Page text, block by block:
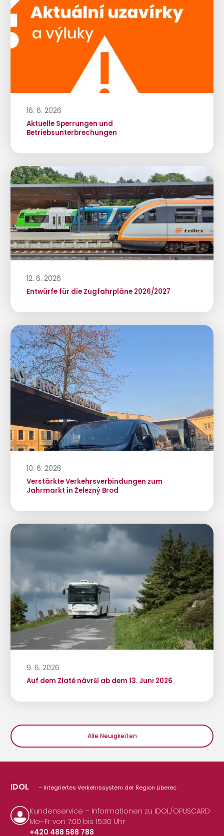
16. 6. 2026
Aktuelle Sperrungen und
Betriebsunterbrechungen
12. 6. 2026
Entwürfe für die Zugfahrpläne 2026/2027
10. 6. 2026
Verstärkte Verkehrsverbindungen zum
Jahrmarkt in Železný Brod
9. 6. 2026
Auf dem Zlaté návrší ab dem 13. Juni 2026
Alle Neuigkeiten
IDOL – Integriertes Verkehrssystem der Region Liberec
Kundenservice – Informationen zu IDOL/OPUSCARD
Mo–Fr von 7:00 bis 15:30 Uhr
+420 488 588 788